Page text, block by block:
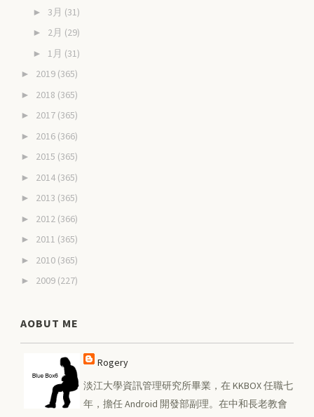
► 3月 (31)
► 2月 (29)
► 1月 (31)
► 2019 (365)
► 2018 (365)
► 2017 (365)
► 2016 (366)
► 2015 (365)
► 2014 (365)
► 2013 (365)
► 2012 (366)
► 2011 (365)
► 2010 (365)
► 2009 (227)
AOBUT ME
Rogery
淡江大學資訊管理研究所畢業，在 KKBOX 任職七
年，擔任 Android 開發部副理。在中和長老教會